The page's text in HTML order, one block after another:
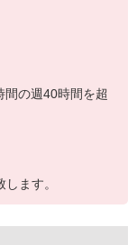
の週40時間を超
ます。